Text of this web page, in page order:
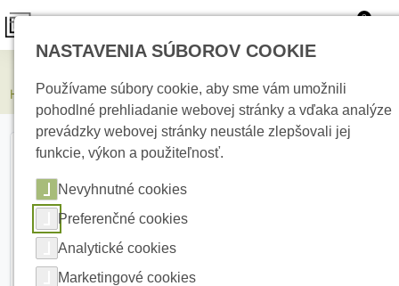
0
HIKVISION DS-2CD2343G2-LI2U(4mm) 4 MPx Turret IP kamera
NASTAVENIA SÚBOROV COOKIE
Používame súbory cookie, aby sme vám umožnili
pohodlné prehliadanie webovej stránky a vďaka analýze
prevádzky webovej stránky neustále zlepšovali jej
funkcie, výkon a použiteľnosť.
Nevyhnutné cookies
Preferenčné cookies
Analytické cookies
Marketingové cookies